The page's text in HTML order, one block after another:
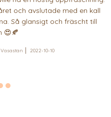
och avslutade med en kall
Så glansigt och fräscht till
😍🍂
2022-10-10